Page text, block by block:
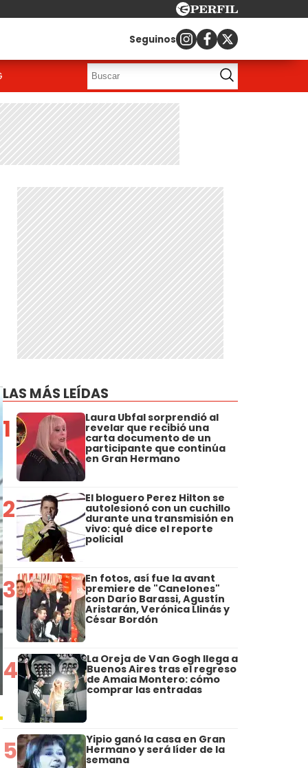
Seguinos
LAS MÁS LEÍDAS
1 Laura Ubfal sorprendió al
revelar que recibió una
carta documento de un
participante que continúa
en Gran Hermano
2 El bloguero Perez Hilton se
autolesionó con un cuchillo
durante una transmisión en
vivo: qué dice el reporte
policial
3 En fotos, así fue la avant
premiere de "Canelones"
con Darío Barassi, Agustín
Aristarán, Verónica Llinás y
César Bordón
4 La Oreja de Van Gogh llega a
Buenos Aires tras el regreso
de Amaia Montero: cómo
comprar las entradas
5 Yipio ganó la casa en Gran
Hermano y será líder de la
semana